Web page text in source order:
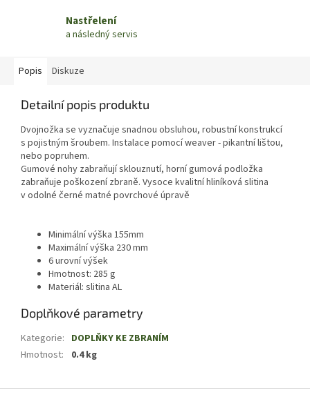
Nastřelení
a následný servis
Popis Diskuze
Detailní popis produktu
Dvojnožka se vyznačuje snadnou obsluhou, robustní konstrukcí
s pojistným šroubem. Instalace pomocí weaver -pikantní lištou,
nebo popruhem.
Gumové nohy zabraňují sklouznutí, horní gumová podložka
zabraňuje poškození zbraně. Vysoce kvalitní hliníková slitina
v odolné černé matné povrchové úpravě
Minimální výška 155mm
Maximální výška 230 mm
6 urovní výšek
Hmotnost: 285 g
Materiál: slitina AL
Doplňkové parametry
Kategorie: DOPLŇKY KE ZBRANÍM
Hmotnost: 0.4 kg